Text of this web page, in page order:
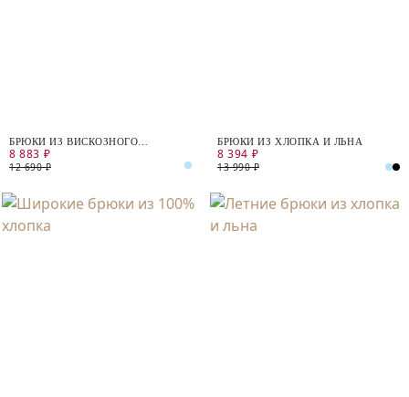
БРЮКИ ИЗ ВИСКОЗНОГО
ЖАККАРДА
8 883 ₽
12 690 ₽
БРЮКИ ИЗ ХЛОПКА И ЛЬНА
8 394 ₽
13 990 ₽